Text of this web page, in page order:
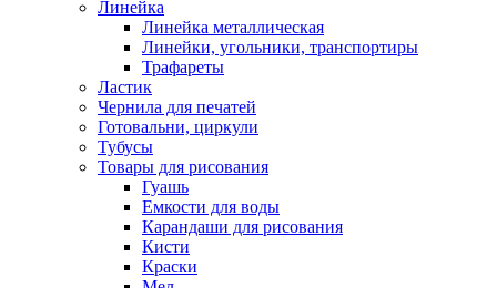
Линейка
Линейка металлическая
Линейки, угольники, транспортиры
Трафареты
Ластик
Чернила для печатей
Готовальни, циркули
Тубусы
Товары для рисования
Гуашь
Емкости для воды
Карандаши для рисования
Кисти
Краски